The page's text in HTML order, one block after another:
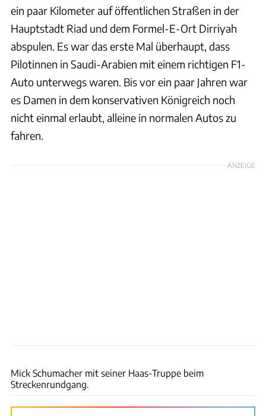
ein paar Kilometer auf öffentlichen Straßen in der
Hauptstadt Riad und dem Formel-E-Ort Dirriyah
abspulen. Es war das erste Mal überhaupt, dass
Pilotinnen in Saudi-Arabien mit einem richtigen F1-
Auto unterwegs waren. Bis vor ein paar Jahren war
es Damen in dem konservativen Königreich noch
nicht einmal erlaubt, alleine in normalen Autos zu
fahren.
ANZEIGE
Mick Schumacher mit seiner Haas-Truppe beim
Streckenrundgang.